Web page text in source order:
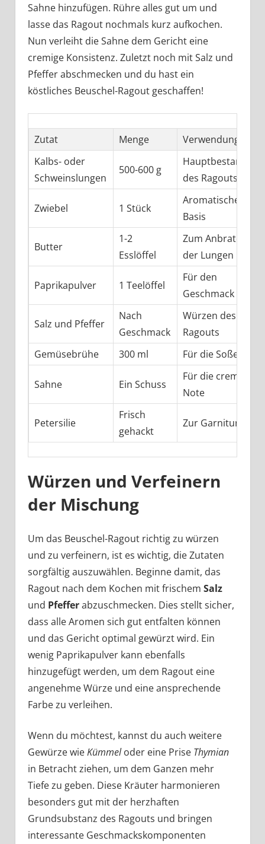
Sahne hinzufügen. Rühre alles gut um und
lasse das Ragout nochmals kurz aufkochen.
Nun verleiht die Sahne dem Gericht eine
cremige Konsistenz. Zuletzt noch mit Salz und
Pfeffer abschmecken und du hast ein
köstliches Beuschel-Ragout geschaffen!
Zutat Menge
Verwendung
Kalbs- oder
Schweinslungen
500-600 g
Hauptbestandteil
des Ragouts
Zwiebel 1 Stück
Aromatische
Basis
Butter
1-2
Esslöffel
Zum Anbraten
der Lungen
Paprikapulver 1 Teelöffel
Für den
Geschmack
Salz und Pfeffer
Nach
Geschmack
Würzen des
Ragouts
Gemüsebrühe
300 ml Für die Soße
Sahne Ein Schuss
Für die cremige
Note
Petersilie
Frisch
gehackt
Zur Garnitur
Würzen und Verfeinern
der Mischung
Um das Beuschel-Ragout richtig zu würzen
und zu verfeinern, ist es wichtig, die Zutaten
sorgfältig auszuwählen. Beginne damit, das
Ragout nach dem Kochen mit frischem Salz
und Pfefferabzuschmecken. Dies stellt sicher,
dass alle Aromen sich gut entfalten können
und das Gericht optimal gewürzt wird. Ein
wenig Paprikapulver kann ebenfalls
hinzugefügt werden, um dem Ragout eine
angenehme Würze und eine ansprechende
Farbe zu verleihen.
Wenn du möchtest, kannst du auch weitere
Gewürze wieKümmeloder eine Prise Thymian
in Betracht ziehen, um dem Ganzen mehr
Tiefe zu geben. Diese Kräuter harmonieren
besonders gut mit der herzhaften
Grundsubstanz des Ragouts und bringen
interessante Geschmackskomponenten